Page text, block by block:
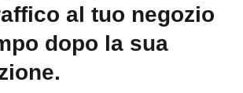
YouTube funzionano meglio per il
Shorts per il dropshipping?
al tuo negozio
dopo la sua